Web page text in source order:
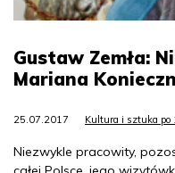
Gustaw Zemła:
Mariana
25.07.2017 Kultura i sztuka po
Niezwykle pracowity,